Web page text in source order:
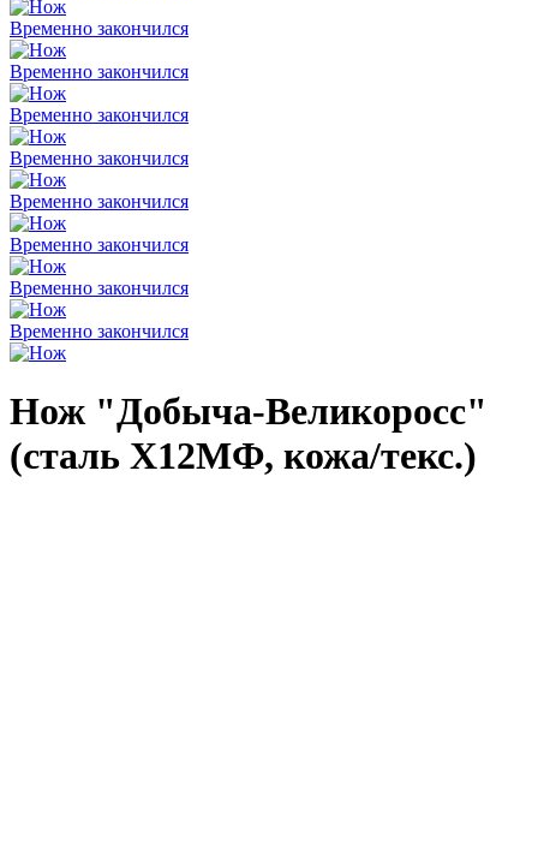
Временно закончился
Временно закончился
Временно закончился
Временно закончился
Временно закончился
Временно закончился
Временно закончился
Временно закончился
Нож "Добыча-Великоросс"
(сталь Х12МФ, кожа/текс.)